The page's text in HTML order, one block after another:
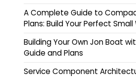
A Complete Guide to
Plans: Build Your Perfect
Building Your Own Jon Boat
Guide and Plans
Service Component